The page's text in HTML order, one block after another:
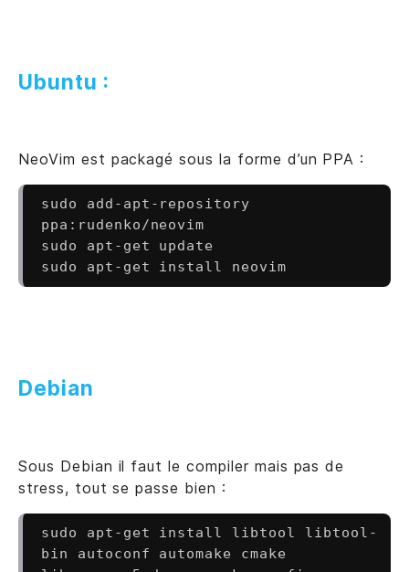
Ubuntu :
NeoVim est packagé sous la forme d’un PPA :
sudo add-apt-repository
ppa:rudenko/neovim
sudo apt-get update
Debian
Sous Debian il faut le compiler mais pas de
stress, tout se passe bien :
sudo apt-get install libtool libtool-
bin autoconf automake cmake